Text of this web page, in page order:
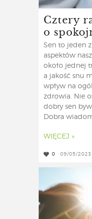
Cztery
o
Sen to jeden
aspektów
około jednej
a jakość snu
wpływ na
zdrowia. Nie
dobry sen
Dobra
WIĘCEJ »
0 09/05/2023